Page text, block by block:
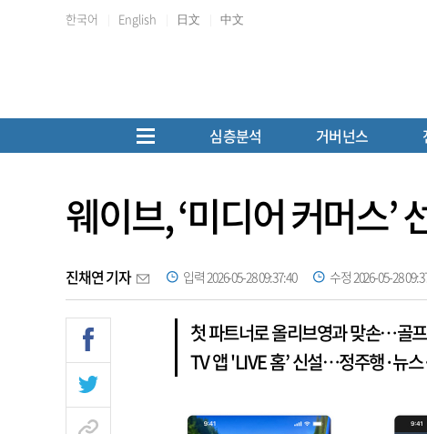
한국어 English 日文 中文
심층분석 거버넌스
웨이브, ‘미디어 커머스
진채연 기자 입력 2026-05-28 09:37:40 수정 2026-05-28
첫 파트너로 올리브영과 맞손…골
TV 앱 'LIVE 홈’ 신설…정주행·뉴